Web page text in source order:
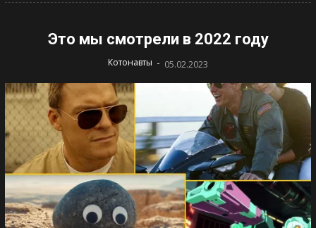
Это мы смотрели в 2022 году
Котонавты - 05.02.2023